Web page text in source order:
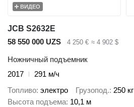
ВИДЕО
JCB S2632E
58 550 000 UZS
4 250 € ≈ 4 902 $
Ножничный подъемник
2017
291 м/ч
Топливо электро Грузопод. 250 кг
Высота подъема 10,1 м